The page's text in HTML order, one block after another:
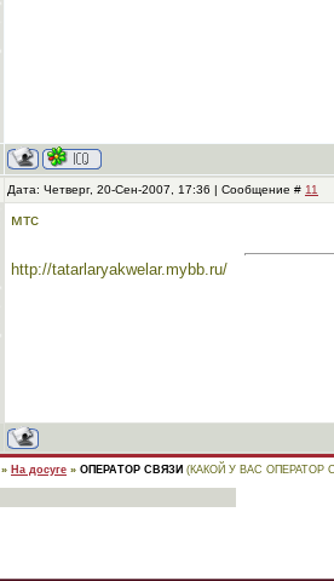
Дата: Четверг, 20-Сен-2007, 17:36 | Сообщение # 11
мтс
http://tatarlaryakwelar.mybb.ru/
» На досуге » ОПЕРАТОР СВЯЗИ (КАКОЙ У ВАС ОПЕРАТОР